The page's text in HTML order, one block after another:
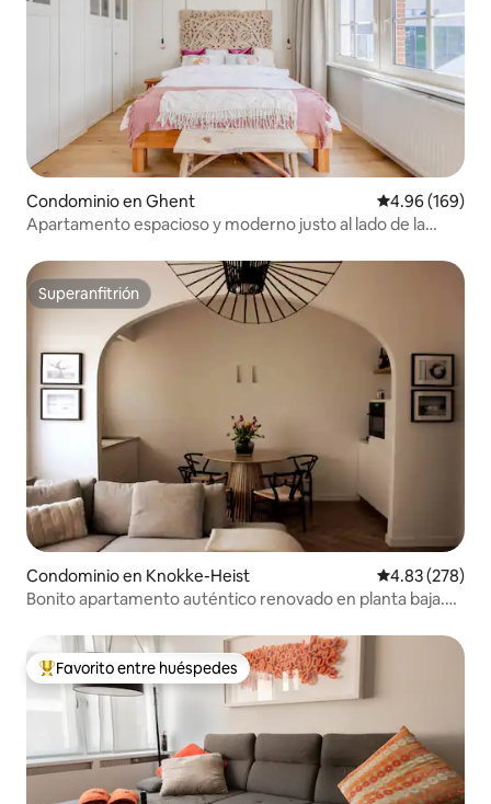
Condominio en Ghent Calificación
4.96 (169)
Apartamento espacioso y moderno justo al lado de la
Superanfitrión
Superanfitrión
Condominio en Knokke-Heist Calificación
4.83 (278)
Bonito apartamento auténtico renovado en planta baja.
De los mejores en Favorito entre huéspedes
Favorito entre huéspedes